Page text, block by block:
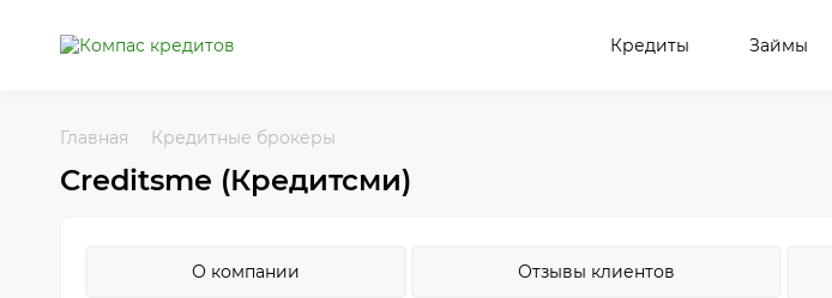
Кредиты Займы
Главная Кредитные брокеры
Creditsme (Кредитсми)
О компании Отзывы клиентов